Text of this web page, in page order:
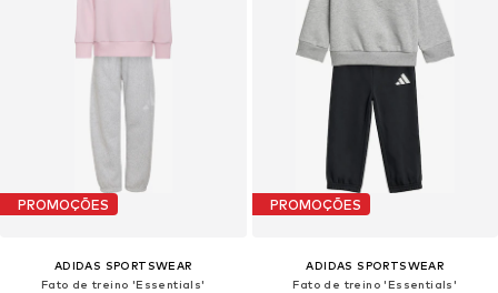
PROMOÇÕES
ADIDAS SPORTSWEAR
Fato de treino 'Essentials'
PROMOÇÕES
ADIDAS SPORTSWEAR
Fato de treino 'Essentials'